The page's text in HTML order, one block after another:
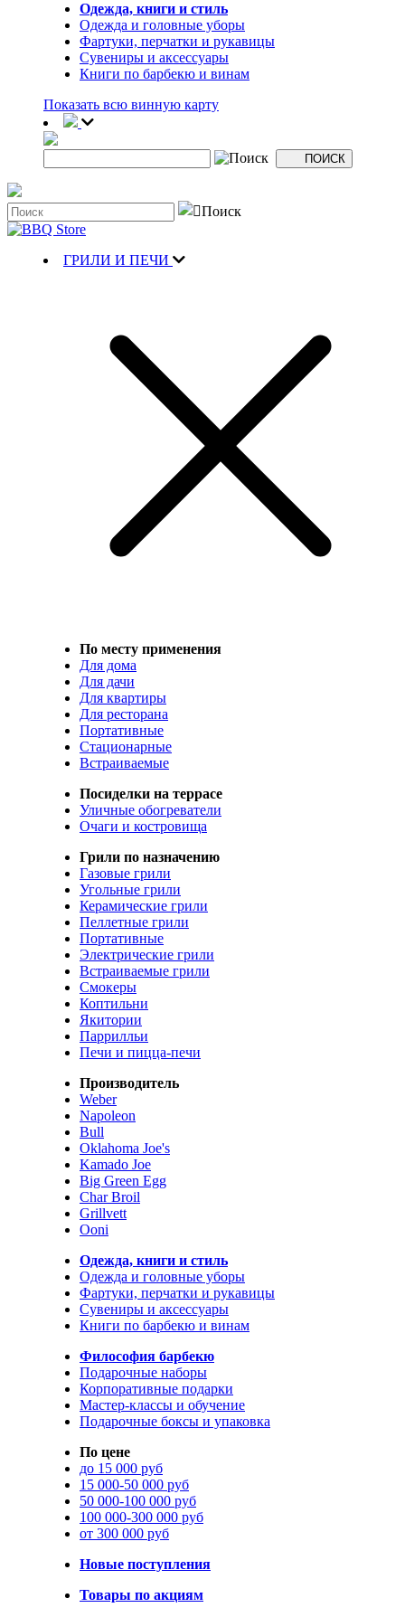
Одежда, книги и стиль
Одежда и головные уборы
Фартуки, перчатки и рукавицы
Сувениры и аксессуары
Книги по барбекю и винам
Показать всю винную карту
ГРИЛИ И ПЕЧИ
По месту применения
Для дома
Для дачи
Для квартиры
Для ресторана
Портативные
Стационарные
Встраиваемые
Посиделки на террасе
Уличные обогреватели
Очаги и костровища
Грили по назначению
Газовые грили
Угольные грили
Керамические грили
Пеллетные грили
Портативные
Электрические грили
Встраиваемые грили
Смокеры
Коптильни
Якитории
Паррилльи
Печи и пицца-печи
Производитель
Weber
Napoleon
Bull
Oklahoma Joe's
Kamado Joe
Big Green Egg
Char Broil
Grillvett
Ooni
Одежда, книги и стиль
Одежда и головные уборы
Фартуки, перчатки и рукавицы
Сувениры и аксессуары
Книги по барбекю и винам
Философия барбекю
Подарочные наборы
Корпоративные подарки
Мастер-классы и обучение
Подарочные боксы и упаковка
По цене
до 15 000 руб
15 000-50 000 руб
50 000-100 000 руб
100 000-300 000 руб
от 300 000 руб
Новые поступления
Товары по акциям